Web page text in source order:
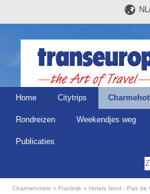
Home Citytrips
Rondreizen Weekendjes weg
Publicaties
Charmehotels Frankrijk Hotels Nord - Pas de